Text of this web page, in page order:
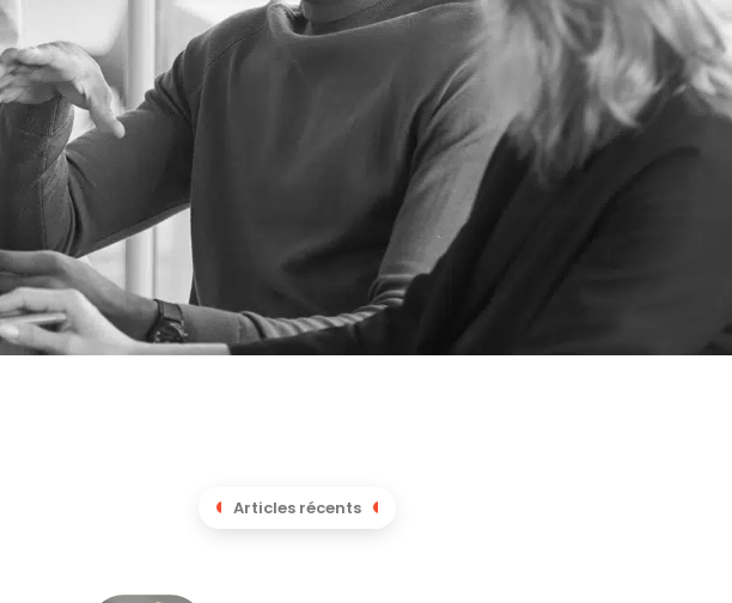
Articles récents